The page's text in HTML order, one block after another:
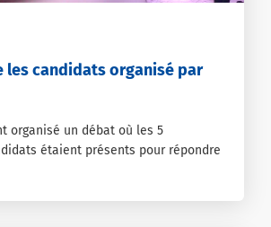
les candidats organisé par
organisé un débat où les 5
étaient présents pour répondre